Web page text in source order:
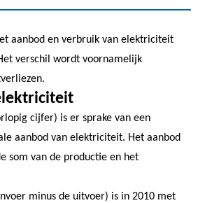
aanbod en verbruik van elektriciteit
verschil wordt voornamelijk
cijfer) is er sprake van een
aanbod van elektriciteit. Het aanbod
som van de productie en het
minus de uitvoer) is in 2010 met